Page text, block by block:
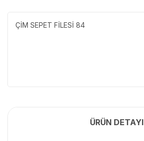
ÇİM SEPET FİLESİ 84
ÜRÜN DETAYI